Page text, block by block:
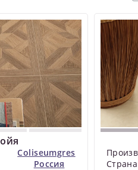
Coliseumgres
Россия
Страна